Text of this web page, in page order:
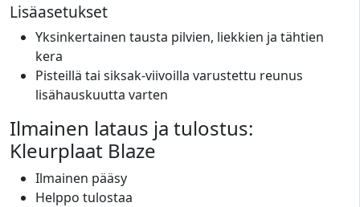
Lisäasetukset
Yksinkertainen tausta pilvien, liekkien ja tähtien
kera
Pisteillä tai siksak-viivoilla varustettu reunus
lisähauskuutta varten
Ilmainen lataus ja tulostus:
Kleurplaat Blaze
Ilmainen pääsy
Helppo tulostaa